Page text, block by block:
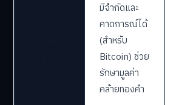
มีจำกัดและ
คาดการณ์ได้
(สำหรับ
Bitcoin) ช่วย
รักษามูลค่า
คล้ายทองคำ